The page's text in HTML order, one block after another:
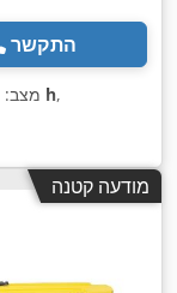
התקשר
מצב: 2,674 h,
מודעה קטנה